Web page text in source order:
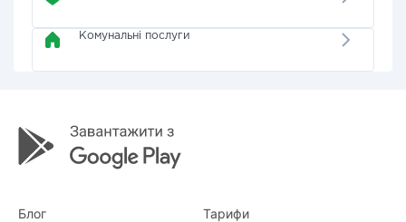
Комунальні послуги
Блог Тарифи